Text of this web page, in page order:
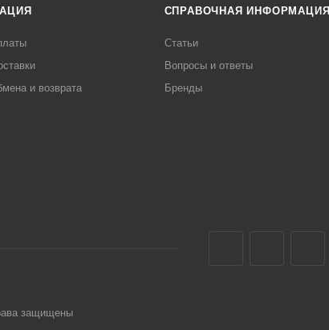
и возврата
СПРАВОЧНАЯ ИНФОРМАЦИЯ
Статьи
Вопросы и ответы
Бренды
защищены